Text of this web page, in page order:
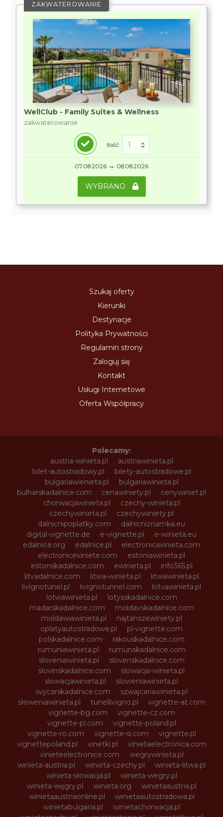
ZAKWATEROWANIE
WellClub - Family Suites & Wellness
zakwaterowanie
Ilość:
07.08.2026 → 08.08.2026
WYBRANO
Szukaj oferty
Kierunki
Destynacje
Polityka Prywatności
Regulamin strony
Zaloguj się
Kontakt
Usługi Internetowe
Oferta Współpracy
Polecamy:
austria-winieta.pl
austriawinieta.pl
bilet-autostradowy.pl
bilety-autostradowe.pl
bulgariawienieta.pl
bulgariawinieta.pl
bulharskadalnice.com
cenawiniety.pl
cenywiniet.pl
chorwacjawinieta.pl
czechy-winieta.pl
czechywinieta.pl
czechywiniety.pl
dalnicnipoplatky.com
dalnicniznamka.eu
digital-vignette.de
e-vignette.pl
e-winieta.eu
edalnice.org
edalnice.pl
electronicavinieta.com
electroniceviniete.com
estoniawinieta.pl
estonskadalnice.com
ewinieta.pl
info365.pl
litvadalnice.com
litwa-winieta.pl
litwawinieta.pl
livignotunel.pl
livignotunnel.com
lotvawinieta.pl
lotwawinieta.pl
lotysskadalnice.com
madarskadalnice.com
moldavskadalnice.com
moldawiawinieta.pl
najtanszewiniety.pl
oplatyautostradowe.pl
pl-vignette.com
polskadalnice.com
rakouskadalnice.com
rumuniawinieta.pl
rumunskadalnice.com
sloveniawinieta.pl
slovenskadalnice.com
slovinskadalnice.com
slowacja-winieta.pl
slowacjawinieta.pl
sloweniawinieta.pl
svycarskadalnice.com
szwajcariawinieta.pl
słoweniawinieta.pl
tunellivigno.pl
vignette-at.com
vignette-bg.com
vignette-cz.com
vignette-pl.com
vignette-poland.pl
vignette-ro.com
vignette-si.com
vignette.pl
vignettepoland.pl
vinetki.pl
vinietaelectronica.com
vinieteelectronice.com
wegrywinieta.pl
winieta-austria.pl
winieta-czechy.pl
winieta-litwa.pl
winieta-słowacja.pl
winieta-wegry.pl
winieta-węgry.pl
winieta.org
winietaaustria.pl
winietaaustriaonline.pl
winietaautostradowa.pl
winietabulgaria.pl
winietachorwacja.pl